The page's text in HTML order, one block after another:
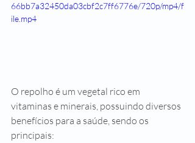
66bb7a32450da03cbf2c7ff6776e/720p/mp4/f
ile.mp4
O repolho é um vegetal rico em
vitaminas e minerais, possuindo diversos
benefícios para a saúde, sendo os
principais: